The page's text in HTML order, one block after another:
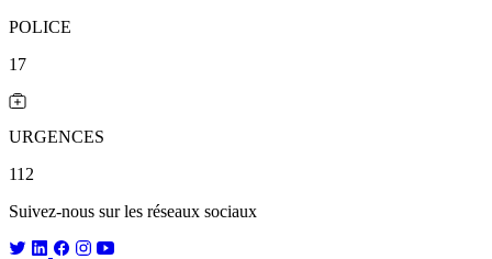
POLICE
17
URGENCES
112
Suivez-nous sur les réseaux sociaux